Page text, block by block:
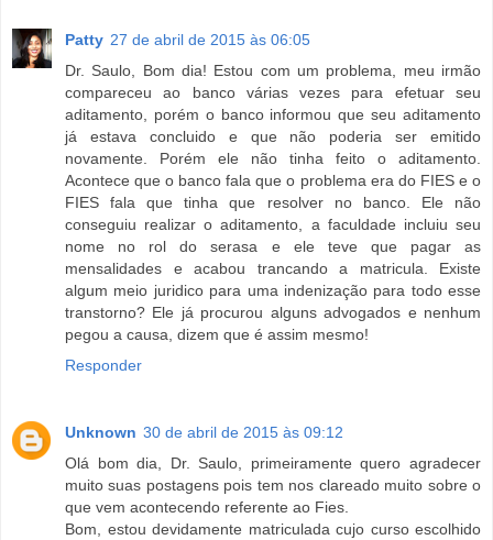
Patty 27 de abril de 2015 às 06:05
Dr. Saulo, Bom dia! Estou com um problema, meu irmão
compareceu ao banco várias vezes para efetuar seu
aditamento, porém o banco informou que seu aditamento
já estava concluido e que não poderia ser emitido
novamente. Porém ele não tinha feito o aditamento.
Acontece que o banco fala que o problema era do FIES e o
FIES fala que tinha que resolver no banco. Ele não
conseguiu realizar o aditamento, a faculdade incluiu seu
nome no rol do serasa e ele teve que pagar as
mensalidades e acabou trancando a matricula. Existe
algum meio juridico para uma indenização para todo esse
transtorno? Ele já procurou alguns advogados e nenhum
pegou a causa, dizem que é assim mesmo!
Responder
Unknown 30 de abril de 2015 às 09:12
Olá bom dia, Dr. Saulo, primeiramente quero agradecer
muito suas postagens pois tem nos clareado muito sobre o
que vem acontecendo referente ao Fies.
Bom, estou devidamente matriculada cujo curso escolhido